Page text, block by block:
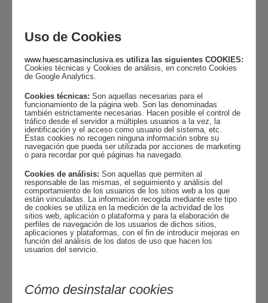
Uso de Cookies
www.huescamasinclusiva.es utiliza las siguientes COOKIES:
Cookies técnicas y Cookies de análisis, en concreto Cookies
de Google Analytics.
Cookies técnicas: Son aquellas necesarias para el
funcionamiento de la página web. Son las denominadas
también estrictamente necesarias. Hacen posible el control de
tráfico desde el servidor a múltiples usuarios a la vez, la
identificación y el acceso como usuario del sistema, etc.
Estas cookies no recogen ninguna información sobre su
navegación que pueda ser utilizada por acciones de marketing
o para recordar por qué páginas ha navegado.
Cookies de análisis: Son aquellas que permiten al
responsable de las mismas, el seguimiento y análisis del
comportamiento de los usuarios de los sitios web a los que
están vinculadas. La información recogida mediante este tipo
de cookies se utiliza en la medición de la actividad de los
sitios web, aplicación o plataforma y para la elaboración de
perfiles de navegación de los usuarios de dichos sitios,
aplicaciones y plataformas, con el fin de introducir mejoras en
función del análisis de los datos de uso que hacen los
usuarios del servicio.
Cómo desinstalar cookies